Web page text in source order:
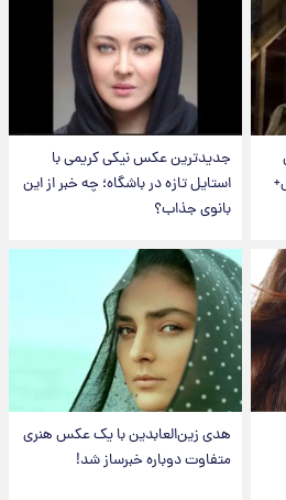
جدیدترین عکس نیکی کریمی با
استایل تازه در باشگاه؛ چه خبر از این
بانوی جذاب؟
هدی زین‌العابدین با یک عکس هنری
متفاوت دوباره خبرساز شد!